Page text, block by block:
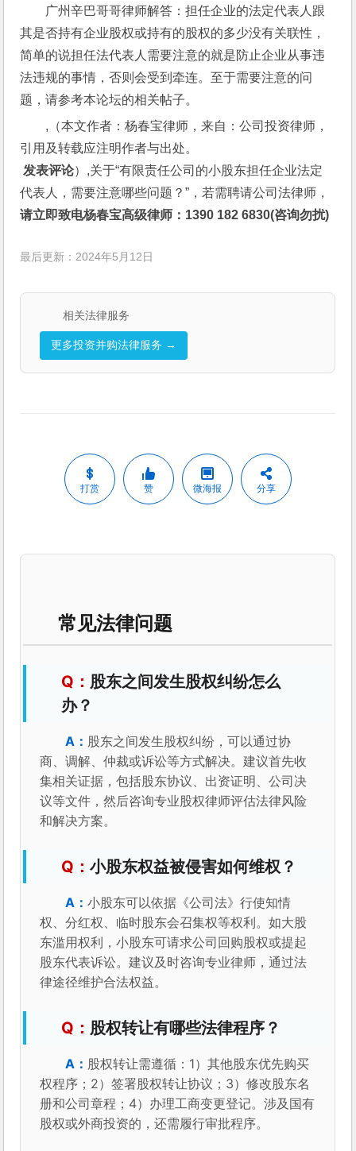
广州辛巴哥哥律师解答：担任企业的法定代表人跟
其是否持有企业股权或持有的股权的多少没有关联性，
简单的说担任法代表人需要注意的就是防止企业从事违
法违规的事情，否则会受到牵连。至于需要注意的问
题，请参考本论坛的相关帖子。
,（本文作者：杨春宝律师，来自：公司投资律师，
引用及转载应注明作者与出处。
发表评论）,关于“有限责任公司的小股东担任企业法定
代表人，需要注意哪些问题？”，若需聘请公司法律师，
请立即致电杨春宝高级律师：1390 182 6830(咨询勿扰)
最后更新：2024年5月12日
相关法律服务
更多投资并购法律服务 →
打赏 赞 微海报 分享
常见法律问题
股东之间发生股权纠纷怎么
办？
股东之间发生股权纠纷，可以通过协
商、调解、仲裁或诉讼等方式解决。建议首先收
集相关证据，包括股东协议、出资证明、公司决
议等文件，然后咨询专业股权律师评估法律风险
和解决方案。
小股东权益被侵害如何维权？
小股东可以依据《公司法》行使知情
权、分红权、临时股东会召集权等权利。如大股
东滥用权利，小股东可请求公司回购股权或提起
股东代表诉讼。建议及时咨询专业律师，通过法
律途径维护合法权益。
股权转让有哪些法律程序？
股权转让需遵循：1）其他股东优先购买
权程序；2）签署股权转让协议；3）修改股东名
册和公司章程；4）办理工商变更登记。涉及国有
股权或外商投资的，还需履行审批程序。